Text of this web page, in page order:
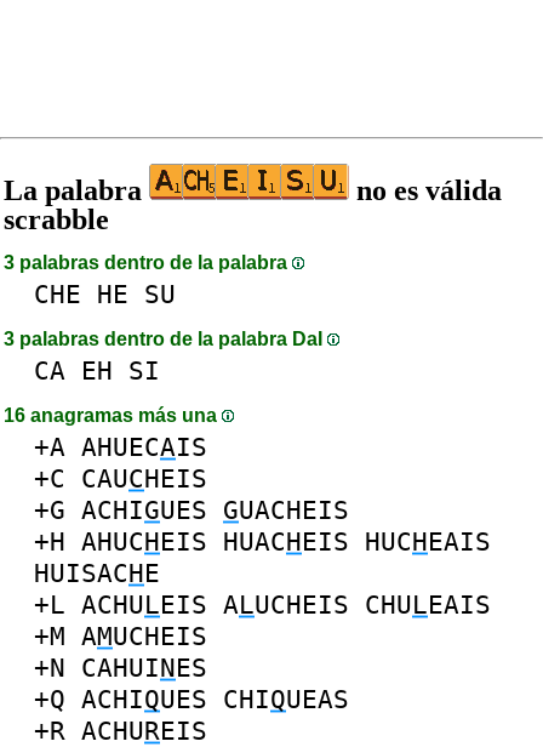
La palabra
no es válida
scrabble
3 palabras dentro de la palabra
CHE HE SU
3 palabras dentro de la palabra DaI
CA EH SI
16 anagramas más una
+A AHUECAIS
+C CAUCHEIS
+G ACHIGUES GUACHEIS
+H AHUCHEIS HUACHEIS HUCHEAIS
HUISACHE
+L ACHULEIS ALUCHEIS CHULEAIS
+M AMUCHEIS
+N CAHUINES
+Q ACHIQUES CHIQUEAS
+R ACHUREIS